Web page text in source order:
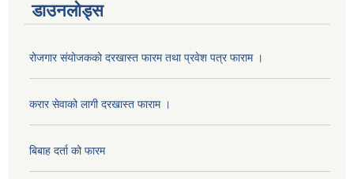
डाउनलोड्स
रोजगार संयोजकको दरखास्त फारम तथा प्रवेश पत्र फाराम ।
करार सेवाको लागी दरखास्त फाराम ।
बिबाह दर्ता को फारम